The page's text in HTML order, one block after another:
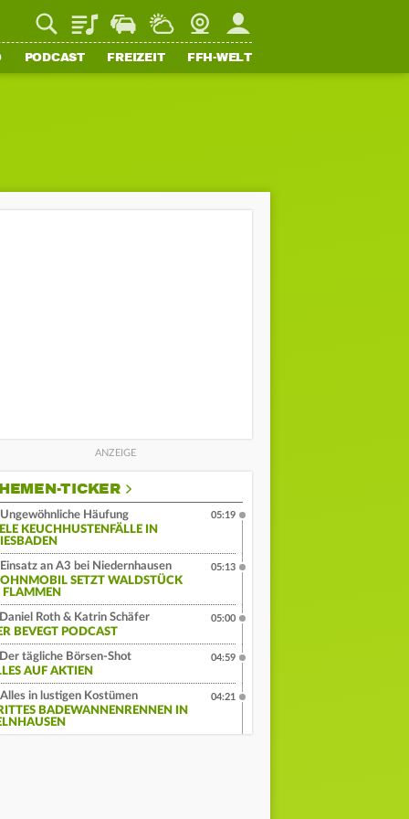
PlaylistStaupilotWetterWebcamMein FFH
PODCAST FREIZEIT FFH-WELT
TICKER
Ungewöhnliche Häufung
KEUCHHUSTENFÄLLE IN
05:19
Einsatz an A3 bei Niedernhausen
SETZT WALDSTÜCK
FLAMMEN
05:13
Daniel Roth & Katrin Schäfer
BEVEGT PODCAST
05:00
Der tägliche Börsen-Shot
AUF AKTIEN
04:59
Alles in lustigen Kostümen
BADEWANNENRENNEN IN
04:21